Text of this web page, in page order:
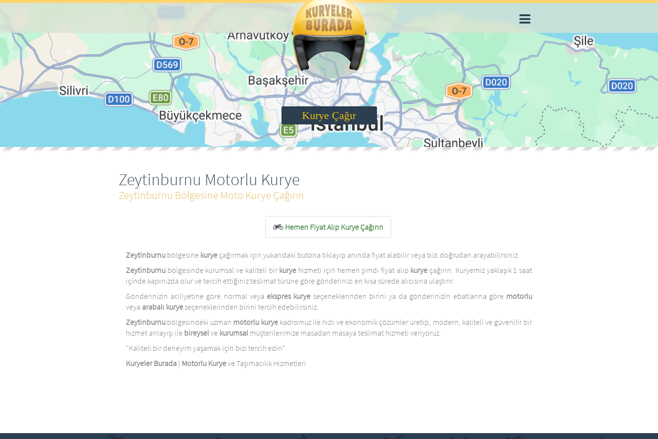
Kurye Çağır
Zeytinburnu Motorlu Kurye
Zeytinburnu Bölgesine Moto Kurye Çağırın
Hemen Fiyat Alıp Kurye Çağırın
Zeytinburnu bölgesine kurye çağırmak için yukarıdaki butona tıklayıp anında fiyat alabilir veya bizi doğrudan arayabilirsiniz.
Zeytinburnu bölgesinde kurumsal ve kaliteli bir kurye hizmeti için hemen şimdi fiyat alıp kurye çağırın. Kuryemiz yaklaşık 1 saat
içinde kapınızda olur ve tercih ettiğiniz teslimat türüne göre gönderinizi en kısa sürede alıcısına ulaştırır.
Gönderinizin aciliyetine göre normal veya ekspres kurye seçeneklerinden birini ya da gönderinizin ebatlarına göre motorlu
veya arabalı kuryeseçeneklerinden birini tercih edebilirsiniz.
Zeytinburnu bölgesindeki uzman motorlu kuryekadromuz ile hızlı ve ekonomik çözümler üretip, modern, kaliteli ve güvenilir bir
hizmet anlayışı ile bireyselve kurumsal müşterilerimize masadan masaya teslimat hizmeti veriyoruz.
"Kaliteli bir deneyim yaşamak için bizi tercih edin"
Kuryeler Burada | Motorlu Kuryeve Taşımacılık Hizmetleri